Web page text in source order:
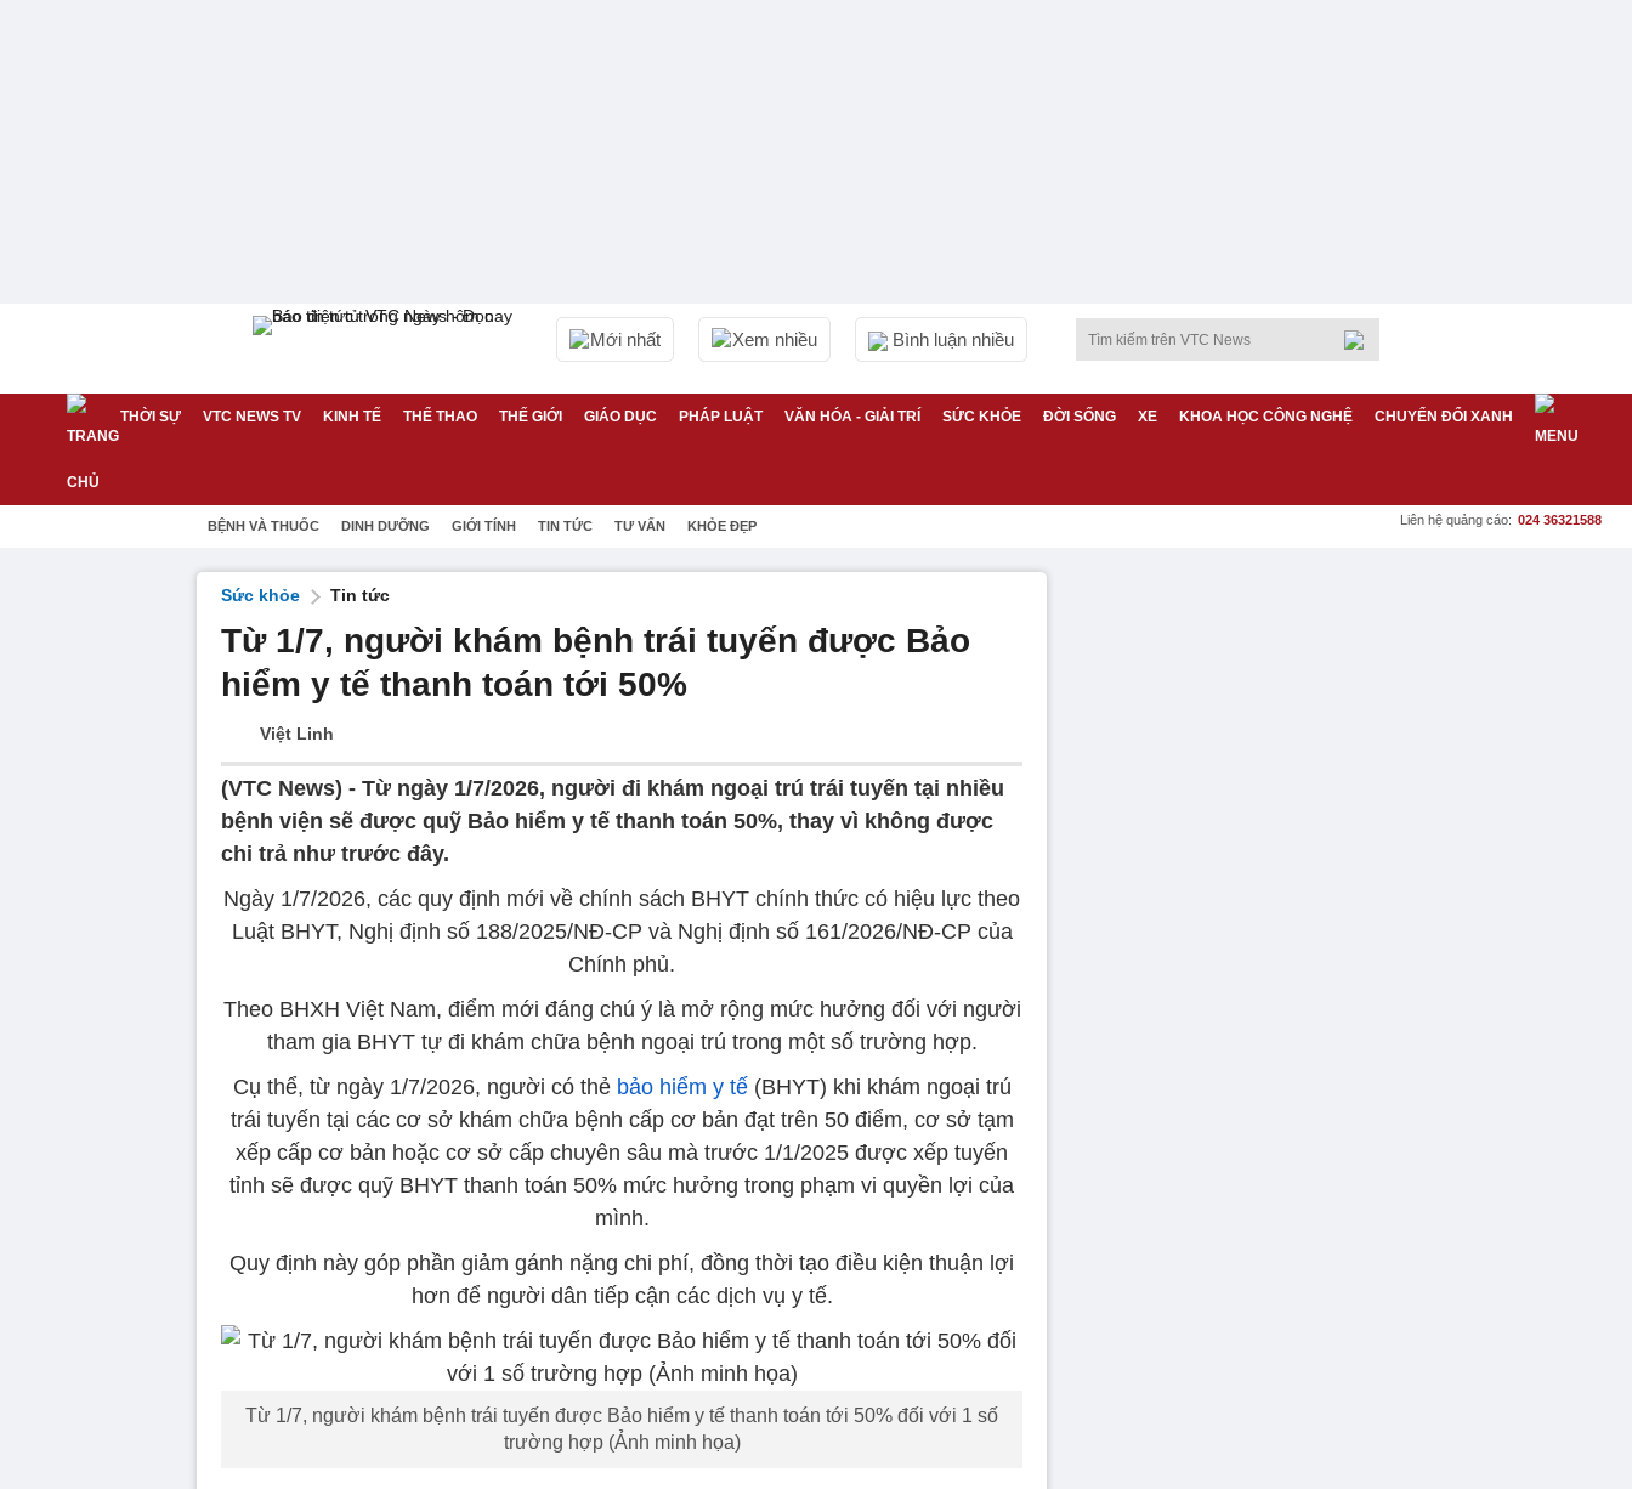
Mới nhất Xem nhiều Bình luận nhiều
THỜI SỰ VTC NEWS TV KINH TẾ THỂ THAO THẾ GIỚI GIÁO DỤC PHÁP LUẬT VĂN HÓA - GIẢI TRÍ SỨC KHỎE ĐỜI SỐNG XE KHOA HỌC CÔNG NGHỆ CHUYỂN ĐỔI XANH
BỆNH VÀ THUỐC DINH DƯỠNG GIỚI TÍNH TIN TỨC TƯ VẤN KHỎE ĐẸP Liên hệ quảng cáo: 024 36321588
Sức khỏe Tin tức
Từ 1/7, người khám bệnh trái tuyến được Bảo
hiểm y tế thanh toán tới 50%
Việt Linh
(VTC News) - Từ ngày 1/7/2026, người đi khám ngoại trú trái tuyến tại nhiều
bệnh viện sẽ được quỹ Bảo hiểm y tế thanh toán 50%, thay vì không được
chi trả như trước đây.
Ngày 1/7/2026, các quy định mới về chính sách BHYT chính thức có hiệu lực theo
Luật BHYT, Nghị định số 188/2025/NĐ-CP và Nghị định số 161/2026/NĐ-CP của
Chính phủ.
Theo BHXH Việt Nam, điểm mới đáng chú ý là mở rộng mức hưởng đối với người
tham gia BHYT tự đi khám chữa bệnh ngoại trú trong một số trường hợp.
Cụ thể, từ ngày 1/7/2026, người có thẻ bảo hiểm y tế(BHYT) khi khám ngoại trú
trái tuyến tại các cơ sở khám chữa bệnh cấp cơ bản đạt trên 50 điểm, cơ sở tạm
xếp cấp cơ bản hoặc cơ sở cấp chuyên sâu mà trước 1/1/2025 được xếp tuyến
tỉnh sẽ được quỹ BHYT thanh toán 50% mức hưởng trong phạm vi quyền lợi của
mình.
Quy định này góp phần giảm gánh nặng chi phí, đồng thời tạo điều kiện thuận lợi
hơn để người dân tiếp cận các dịch vụ y tế.
Từ 1/7, người khám bệnh trái tuyến được Bảo hiểm y tế thanh toán tới 50% đối với 1 số
trường hợp (Ảnh minh họa)